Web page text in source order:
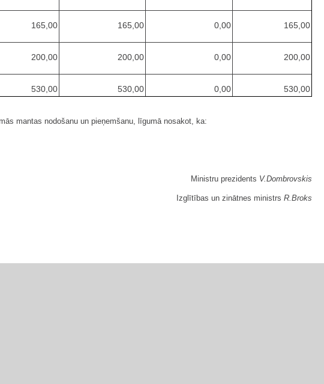
165,00 165,00 0,00 165,00
200,00 200,00 0,00 200,00
530,00 530,00 0,00 530,00
mantas nodošanu un pieņemšanu, līgumā nosakot, ka:
Ministru prezidents V.Dombrovskis
Izglītības un zinātnes ministrs R.Broks